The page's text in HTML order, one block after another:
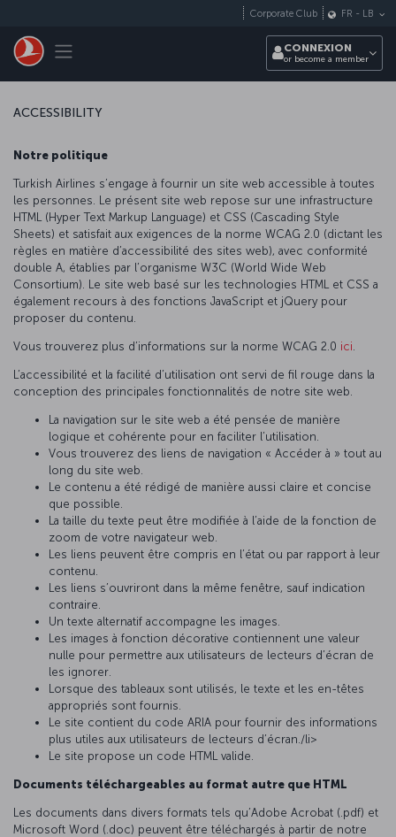
Toggle navigation
Corporate Club FR - LB
CONNEXION
or become a member
ACCESSIBILITY
Notre politique
Turkish Airlines s’engage à fournir un site web accessible à toutes
les personnes. Le présent site web repose sur une infrastructure
HTML (Hyper Text Markup Language) et CSS (Cascading Style
Sheets) et satisfait aux exigences de la norme WCAG 2.0 (dictant les
règles en matière d’accessibilité des sites web), avec conformité
double A, établies par l’organisme W3C (World Wide Web
Consortium). Le site web basé sur les technologies HTML et CSS a
également recours à des fonctions JavaScript et jQuery pour
proposer du contenu.
Vous trouverez plus d’informations sur la norme WCAG 2.0 ici.
L’accessibilité et la facilité d’utilisation ont servi de fil rouge dans la
conception des principales fonctionnalités de notre site web.
La navigation sur le site web a été pensée de manière
logique et cohérente pour en faciliter l’utilisation.
Vous trouverez des liens de navigation « Accéder à » tout au
long du site web.
Le contenu a été rédigé de manière aussi claire et concise
que possible.
La taille du texte peut être modifiée à l’aide de la fonction de
zoom de votre navigateur web.
Les liens peuvent être compris en l’état ou par rapport à leur
contenu.
Les liens s’ouvriront dans la même fenêtre, sauf indication
contraire.
Un texte alternatif accompagne les images.
Les images à fonction décorative contiennent une valeur
nulle pour permettre aux utilisateurs de lecteurs d’écran de
les ignorer.
Lorsque des tableaux sont utilisés, le texte et les en-têtes
appropriés sont fournis.
Le site contient du code ARIA pour fournir des informations
plus utiles aux utilisateurs de lecteurs d’écran./li>
Le site propose un code HTML valide.
Documents téléchargeables au format autre que HTML
Les documents dans divers formats tels qu’Adobe Acrobat (.pdf) et
Microsoft Word (.doc) peuvent être téléchargés à partir de notre